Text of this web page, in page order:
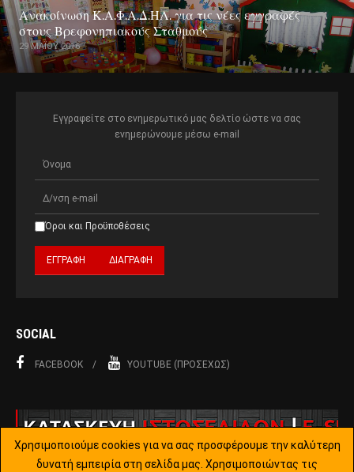
Ανακοίνωση Κ.Α.Φ.Α.Δ.ΗΛ. για τις νέες εγγραφές
στους Βρεφονηπιακούς Σταθμούς
29 ΜΑΪ́ΟΥ 2016
Εγγραφείτε στο ενημερωτικό μας δελτίο ώστε να σας
ενημερώνουμε μέσω e-mail
Όροι και Προϋποθέσεις
SOCIAL
FACEBOOK YOUTUBE (ΠΡΟΣΕΧΏΣ)
Χρησιμοποιούμε cookies για να σας προσφέρουμε την καλύτερη
δυνατή εμπειρία στη σελίδα μας. Χρησιμοποιώντας τις